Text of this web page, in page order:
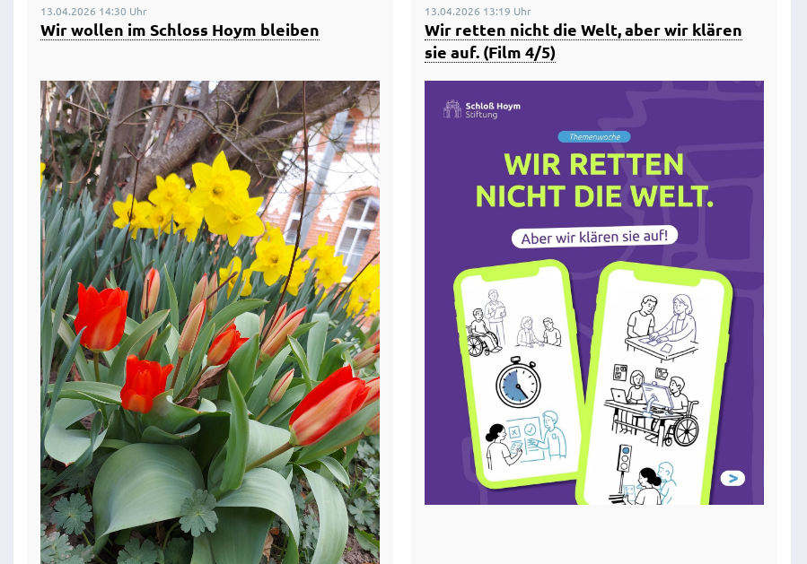
13.04.2026 14:30 Uhr
Wir wollen im Schloss Hoym bleiben
13.04.2026 13:19 Uhr
Wir retten nicht die Welt, aber wir klären
sie auf. (Film 4/5)